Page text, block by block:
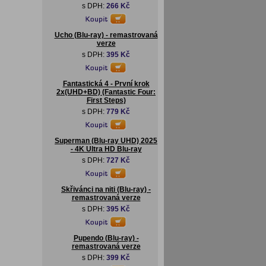
s DPH: 266 Kč
Ucho (Blu-ray) - remastrovaná
verze
s DPH: 395 Kč
Fantastická 4 - První krok
2x(UHD+BD) (Fantastic Four:
First Steps)
s DPH: 779 Kč
Superman (Blu-ray UHD) 2025
- 4K Ultra HD Blu-ray
s DPH: 727 Kč
Skřivánci na niti (Blu-ray) -
remastrovaná verze
s DPH: 395 Kč
Pupendo (Blu-ray) -
remastrovaná verze
s DPH: 399 Kč